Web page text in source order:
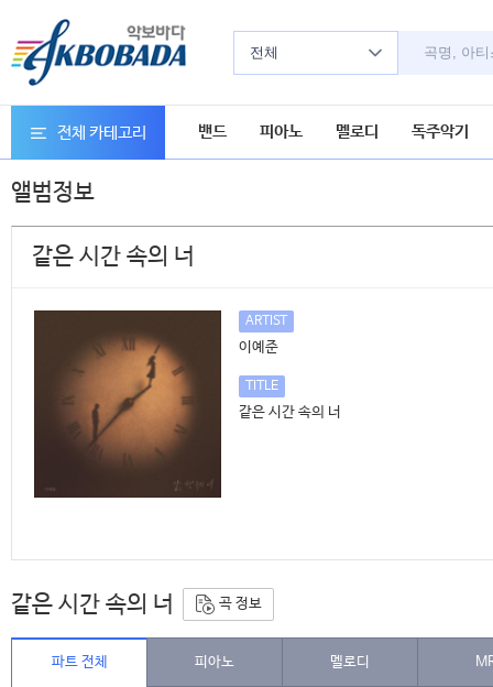
전체
전체 카테고리 밴드 피아노 멜로디 독주악기
앨범정보
같은 시간 속의 너
ARTIST
이예준
TITLE
같은 시간 속의 너
같은 시간 속의 너 곡 정보
파트 전체 피아노 멜로디